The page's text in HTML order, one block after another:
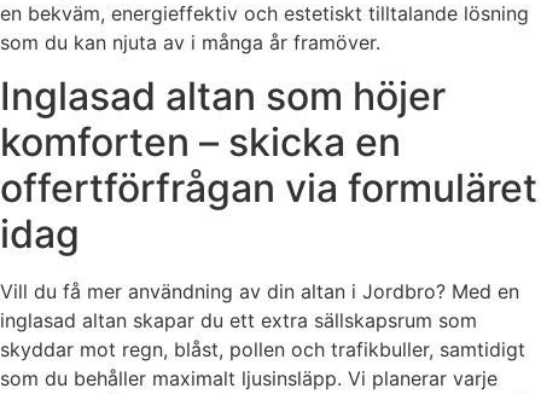
en bekväm, energieffektiv och estetiskt tilltalande lösning
som du kan njuta av i många år framöver.
Inglasad altan som höjer
komforten – skicka en
offertförfrågan via formuläret
idag
Vill du få mer användning av din altan i Jordbro? Med en
inglasad altan skapar du ett extra sällskapsrum som
skyddar mot regn, blåst, pollen och trafikbuller, samtidigt
som du behåller maximalt ljusinsläpp. Vi planerar varje